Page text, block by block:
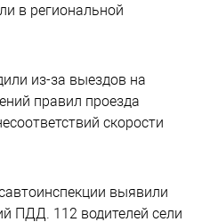
в региональной
из-за выездов на
правил проезда
скорости
выявили
ПДД. 112 водителей сели